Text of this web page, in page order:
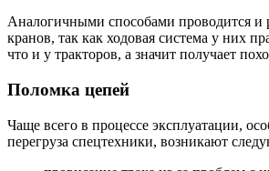
Аналогичными способами проводится и
кранов, так как ходовая система у них
что и у тракторов, а значит получает
Поломка цепей
Чаще всего в процессе эксплуатации,
перегруза спецтехники, возникают